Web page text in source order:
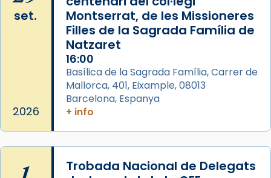
El seu sepulcre a Compostela fou un gran
centre de peregrinacions medievals de tot
el món cristià, després de Roma i terra
«A Raïms de Sant Jaume, raïms aigualits;
raïms de setembre te'n llepes els dits»,
segons una dita popular.
set.
2026
Montserrat, de les Missioneres
Filles de la Sagrada Família de
Natzaret
16:00
Basílica de la Sagrada Família, Carrer de
Mallorca, 401, Eixample, 08013
Barcelona, Espanya
+ info
Trobada Nacional de Delegats